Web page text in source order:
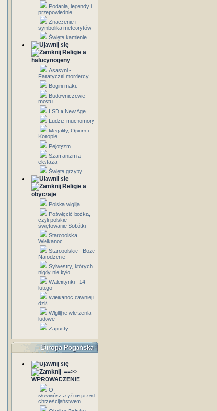
Podania, legendy i
przepowiednie
Znaczenie i
symbolika meteorytów
Święte kamienie
Religie a
halucynogeny
Asasyni -
Fanatyczni mordercy
Bogini maku
Budowniczowie
mostu
LSD a New Age
Ludzie-muchomory
Megality, Opium i
Konopie
Pejotyzm
Szamanizm a
ekstaza
Święte grzyby
Religie a
obyczaje
Polska wigilja
Poświęcić bożka,
czyli polskie
świętowanie Sobótki
Staropolska
Wielkanoc
Staropolskie - Boże
Narodzenie
Sylwestry, których
nigdy nie było
Walentynki - 14
lutego
Wielkanoc dawniej i
dziś
Wigilijne wierzenia
ludowe
Zapusty
Europa Pogańska
==>>
WPROWADZENIE
O
słowiańszczyźnie przed
chrześcijaństwem